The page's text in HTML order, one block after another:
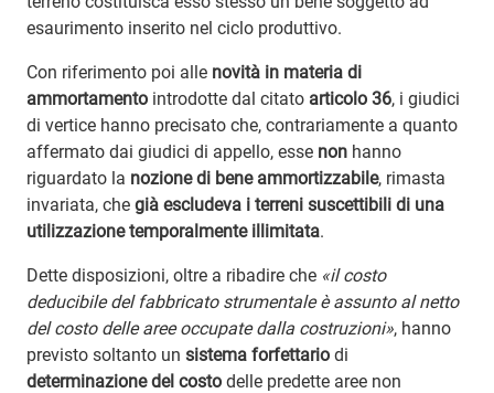
esaurimento inserito nel ciclo produttivo.
Con riferimento poi alle novità in materia di
ammortamento introdotte dal citato articolo 36, i giudici
di vertice hanno precisato che, contrariamente a quanto
affermato dai giudici di appello, esse non hanno
riguardato la nozione di bene ammortizzabile, rimasta
invariata, che già escludeva i terreni suscettibili di una
utilizzazione temporalmente illimitata.
Dette disposizioni, oltre a ribadire che «il costo
deducibile del fabbricato strumentale è assunto al netto
del costo delle aree occupate dalla costruzioni», hanno
previsto soltanto un sistema forfettario di
determinazione del costo delle predette aree non